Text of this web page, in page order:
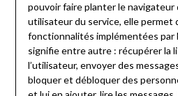
pouvoir faire planter le navigateur
utilisateur du service, elle permet
fonctionnalités implémentées par
signifie entre autre : récupérer la
l’utilisateur, envoyer des
bloquer et débloquer des